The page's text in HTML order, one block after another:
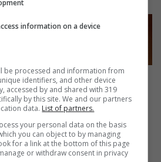
con lamentatritata e con
information on a device
be processed and information from
identifiers, and other device
accessed by and shared with 319
by this site. We and our partners
data. List of partners.
your personal data on the basis
you can object to by managing
for a link at the bottom of this page
or withdraw consent in privacy